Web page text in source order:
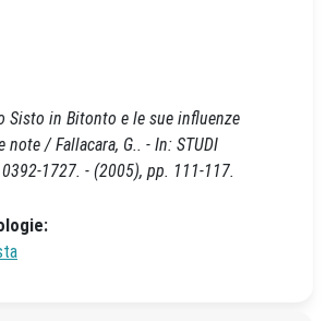
Sisto in Bitonto e le sue influenze
note / Fallacara, G.. - In: STUDI
0392-1727. - (2005), pp. 111-117.